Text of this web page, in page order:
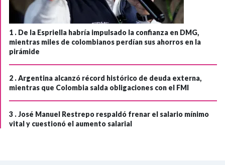
1 . De la Espriella habría impulsado la confianza en DMG,
mientras miles de colombianos perdían sus ahorros en la
pirámide
2 .Argentina alcanzó récord histórico de deuda externa,
mientras que Colombia salda obligaciones con el FMI
3 .José Manuel Restrepo respaldó frenar el salario mínimo
vital y cuestionó el aumento salarial